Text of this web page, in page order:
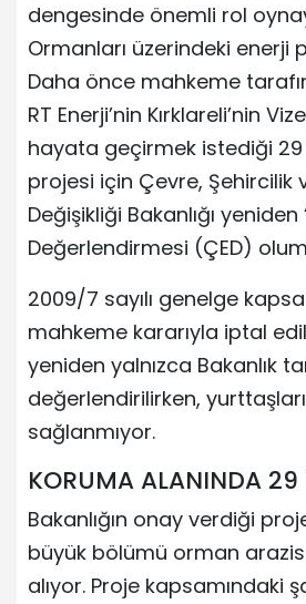
dengesinde önemli rol
Ormanları üzerindeki enerji
Daha önce mahkeme
RT Enerji’nin Kırklareli’nin
hayata geçirmek istediği 29
projesi için Çevre, Şehircilik
Değişikliği Bakanlığı
Değerlendirmesi (ÇED)
2009/7 sayılı genelge
mahkeme kararıyla iptal
yeniden yalnızca Bakanlık
değerlendirilirken,
sağlanmıyor.
KORUMA ALANINDA 29
Bakanlığın onay verdiği
büyük bölümü orman
alıyor. Proje kapsamındaki